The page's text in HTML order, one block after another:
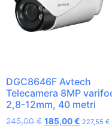
DGC8646F Avtech
Telecamera 8MP
2,8-12mm, 40 metri
245,00€ 185,00€ 227,55 €